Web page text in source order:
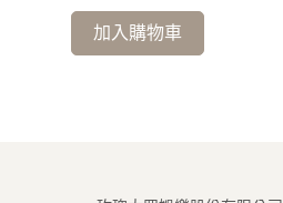
加入購物車